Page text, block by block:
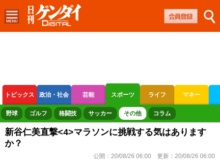
トピックス 政治・社会 芸能 スポーツ ライフ マネー
ボートレース 競輪 オートレース
野球 ゴルフ 格闘技 サッカー その他 コラム
新谷仁美直撃<4>マラソンに挑戦する気はあります
か？
公開： 20/08/26 06:00 更新： 20/08/26 06:00